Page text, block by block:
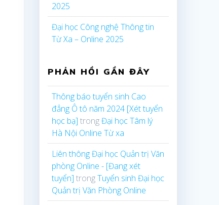
2025
Đại học Công nghệ Thông tin
Từ Xa – Online 2025
PHẢN HỒI GẦN ĐÂY
Thông báo tuyển sinh Cao
đẳng Ô tô năm 2024 [Xét tuyển
học bạ] trongĐại học Tâm lý
Hà Nội Online Từ xa
Liên thông Đại học Quản trị Văn
phòng Online - [Đang xét
tuyển] trongTuyển sinh Đại học
Quản trị Văn Phòng Online